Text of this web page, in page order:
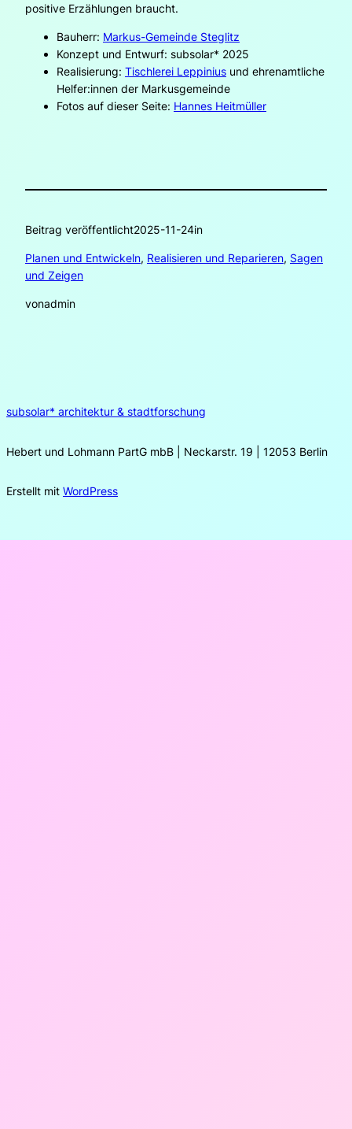
positive Erzählungen braucht.
Bauherr: Markus-Gemeinde Steglitz
Konzept und Entwurf: subsolar* 2025
Realisierung: Tischlerei Leppinius und ehrenamtliche
Helfer:innen der Markusgemeinde
Fotos auf dieser Seite: Hannes Heitmüller
Beitrag veröffentlicht2025-11-24in
Planen und Entwickeln, Realisieren und Reparieren, Sagen
und Zeigen
vonadmin
subsolar* architektur & stadtforschung
Hebert und Lohmann PartG mbB | Neckarstr. 19 | 12053 Berlin
Erstellt mit WordPress